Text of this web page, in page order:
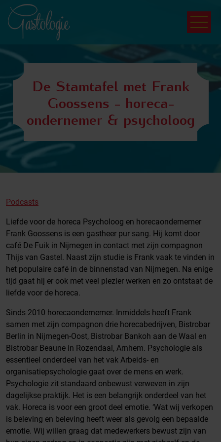
De Stamtafel met Frank
Goossens - horeca-
ondernemer & psycholoog
Podcasts
Liefde voor de horeca Psycholoog en horecaondernemer
Frank Goossens is een gastheer pur sang. Hij komt door
café De Fuik in Nijmegen in contact met zijn compagnon
Thijs van Gastel. Naast zijn studie is Frank vaak te vinden in
het populaire café in de binnenstad van Nijmegen. Na enige
tijd gaat hij er ook met veel plezier werken en zo ontstaat de
liefde voor de horeca.
Sinds 2010 horecaondernemer. Inmiddels heeft Frank
samen met zijn compagnon drie horecabedrijven, Bistrobar
Berlin in Nijmegen-Oost, Bistrobar Bankoh aan de Waal en
Bistrobar Beaune in Rozendaal, Arnhem. Psychologie als
essentieel onderdeel van het vak Arbeids- en
organisatiepsychologie gaat over de mens en werk.
Psychologie zit standaard onbewust verweven in zijn
dagelijkse praktijk. Het is een belangrijk onderdeel van het
vak. Horeca is voor een groot deel emotie. ‘Wat wij verkopen
is beleving en beleving heeft weer als gevolg een bepaalde
emotie. Wij willen graag dat medewerkers bewust zijn van